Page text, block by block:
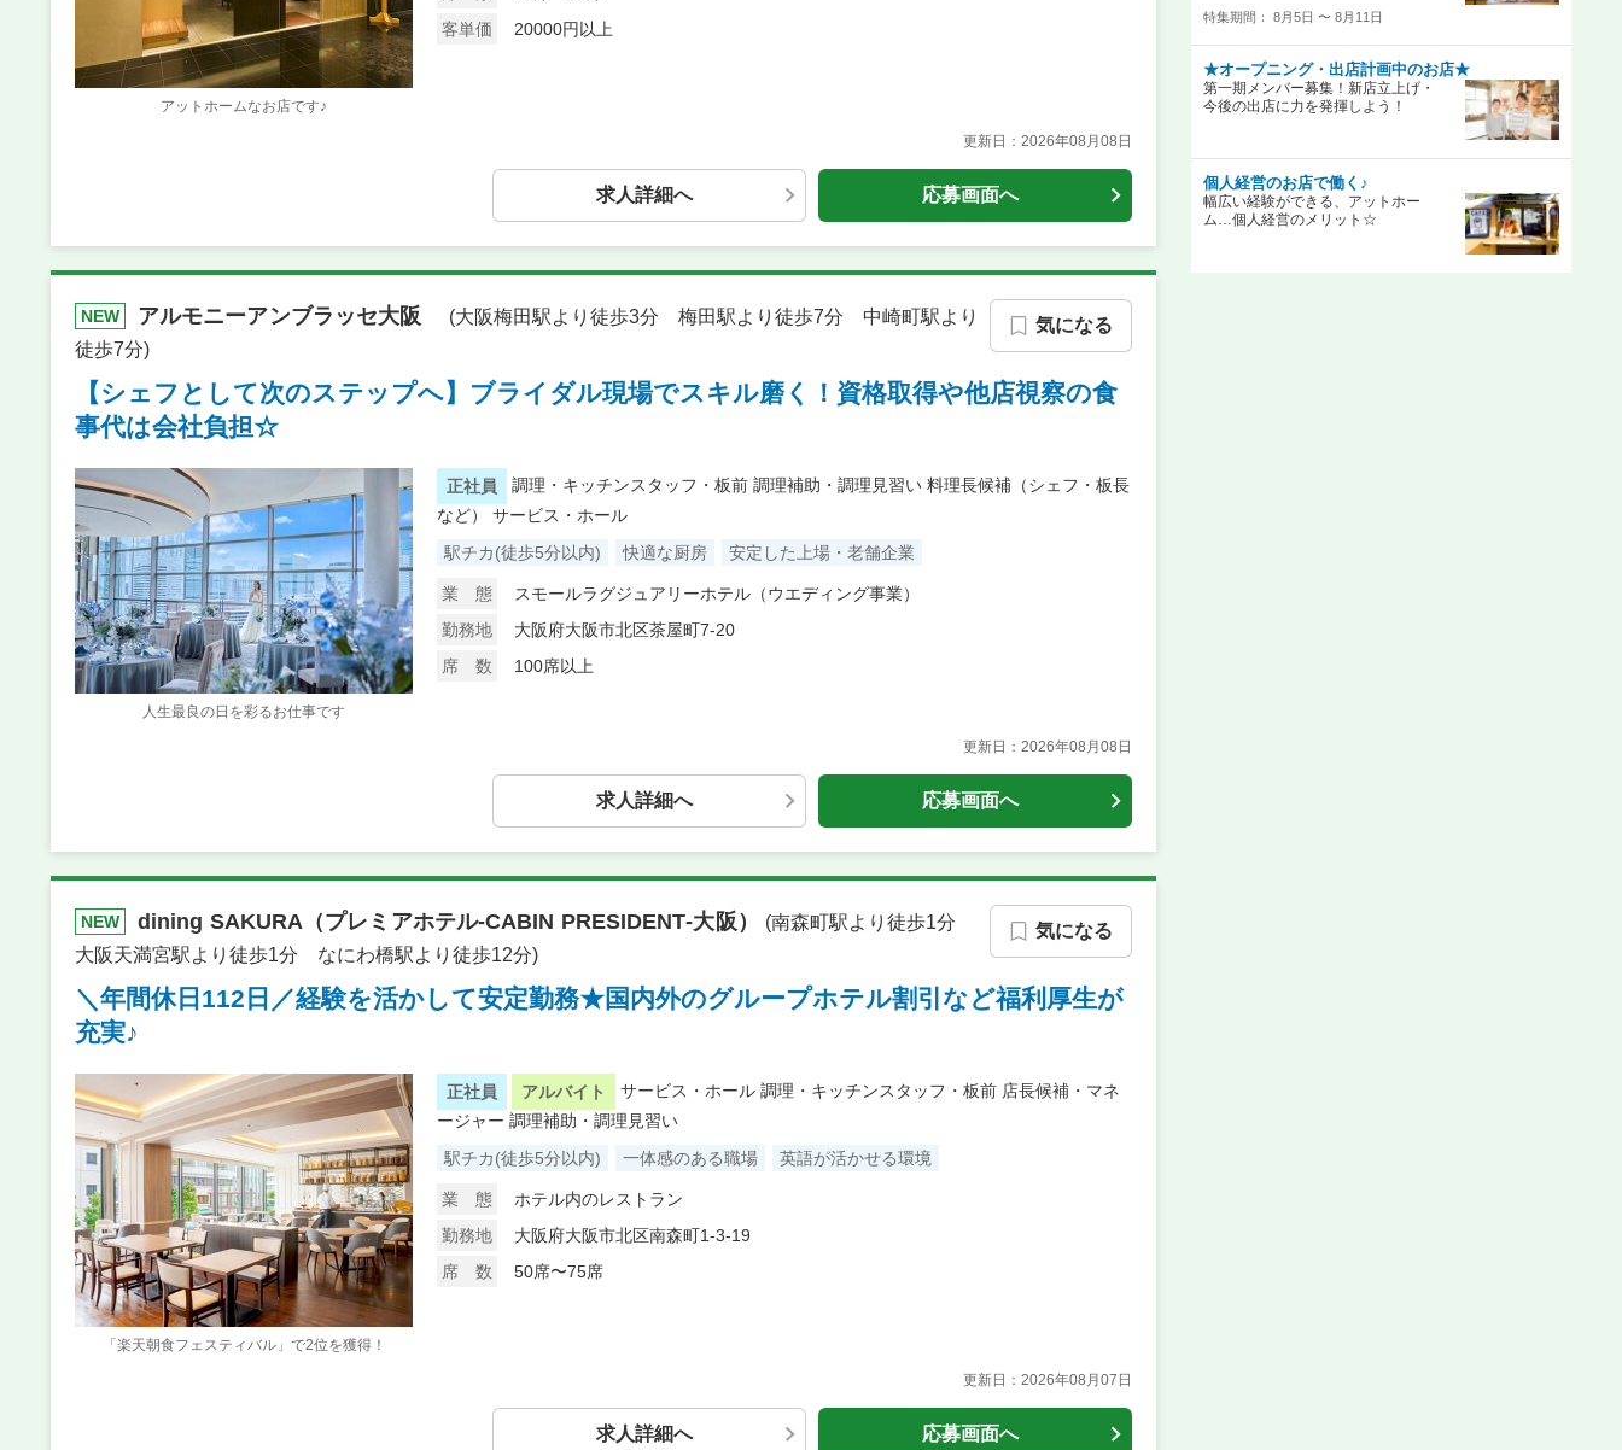
アットホームなお店です♪
客単価
20000円以上
更新日：2026年08月08日
求人詳細へ 応募画面へ
NEW アルモニーアンブラッセ大阪
(大阪梅田駅より徒歩3分 梅田駅より徒歩7分 中崎町駅より
徒歩7分)
気になる
【シェフとして次のステップへ】ブライダル現場でスキル磨く！資格取得や他店視察の食
事代は会社負担☆
人生最良の日を彩るお仕事です
正社員 調理・キッチンスタッフ・板前 調理補助・調理見習い 料理長候補（シェフ・板長
など）
サービス・ホール
駅チカ(徒歩5分以内)
快適な厨房 安定した上場・老舗企業
業 態
スモールラグジュアリーホテル（ウエディング事業）
勤務地
大阪府大阪市北区茶屋町7-20
席 数
100席以上
更新日：2026年08月08日
求人詳細へ 応募画面へ
NEW dining SAKURA（プレミアホテル‐CABIN PRESIDENT‐大阪）
(南森町駅より徒歩1分
大阪天満宮駅より徒歩1分 なにわ橋駅より徒歩12分)
気になる
＼年間休日112日／経験を活かして安定勤務★国内外のグループホテル割引など福利厚生が
充実♪
「楽天朝食フェスティバル」で2位を獲得！
正社員 アルバイト サービス・ホール 調理・キッチンスタッフ・板前 店長候補・マネ
ージャー 調理補助・調理見習い
駅チカ(徒歩5分以内)
一体感のある職場 英語が活かせる環境
業 態
ホテル内のレストラン
勤務地
大阪府大阪市北区南森町1-3-19
席 数
50席〜75席
更新日：2026年08月07日
求人詳細へ 応募画面へ
特集期間： 8月5日 〜 8月11日
★オープニング・出店計画中のお店★
第一期メンバー募集！新店立上げ・
今後の出店に力を発揮しよう！
個人経営のお店で働く♪
幅広い経験ができる、アットホー
ム…個人経営のメリット☆